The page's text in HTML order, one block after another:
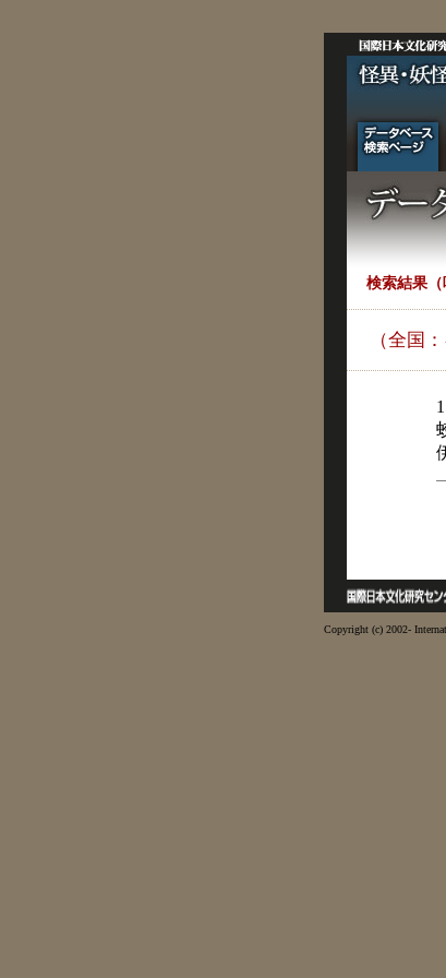
検索結果（
（全国
Copyright (c) 2002-